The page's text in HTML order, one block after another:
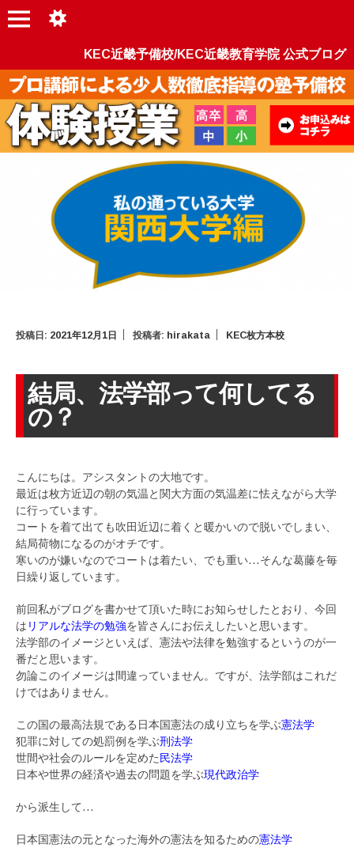
KEC近畿予備校/KEC近畿教育学院 公式ブログ
投稿日: 2021年12月1日 投稿者: hirakata KEC枚方本校
結局、法学部って何してる
の？
こんにちは。アシスタントの大地です。
最近は枚方近辺の朝の気温と関大方面の気温差に怯えながら大学
に行っています。
コートを着て出ても吹田近辺に着くと暖かいので脱いでしまい、
結局荷物になるのがオチです。
寒いのが嫌いなのでコートは着たい、でも重い…そんな葛藤を毎
日繰り返しています。
前回私がブログを書かせて頂いた時にお知らせしたとおり、今回
は リアルな法学の勉強を皆さんにお伝えしたいと思います。
法学部のイメージといえば、憲法や法律を勉強するというのが一
番だと思います。
勿論このイメージは間違っていません。ですが、法学部はこれだ
けではありません。
この国の最高法規である日本国憲法の成り立ちを学ぶ憲法学
犯罪に対しての処罰例を学ぶ刑法学
世間や社会のルールを定めた 民法学
日本や世界の経済や過去の問題を学ぶ現代政治学
から派生して…
日本国憲法の元となった海外の憲法を知るための憲法学